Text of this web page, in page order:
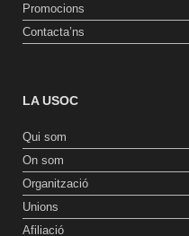
Promocions
Contacta’ns
LA USOC
Qui som
On som
Organització
Unions
Afiliació